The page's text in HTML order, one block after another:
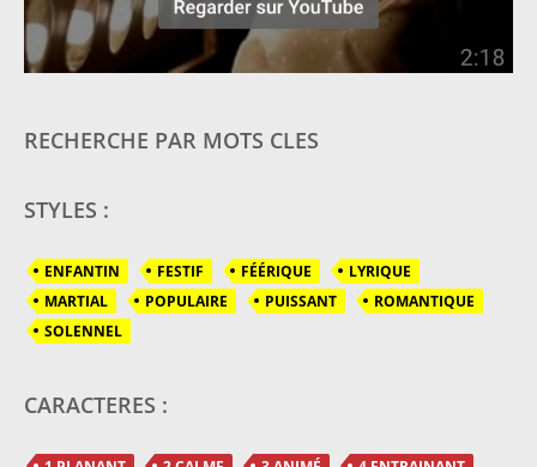
RECHERCHE PAR MOTS CLES
STYLES :
ENFANTIN FESTIF FÉÉRIQUE
LYRIQUE
MARTIAL
POPULAIRE PUISSANT
ROMANTIQUE
SOLENNEL
CARACTERES :